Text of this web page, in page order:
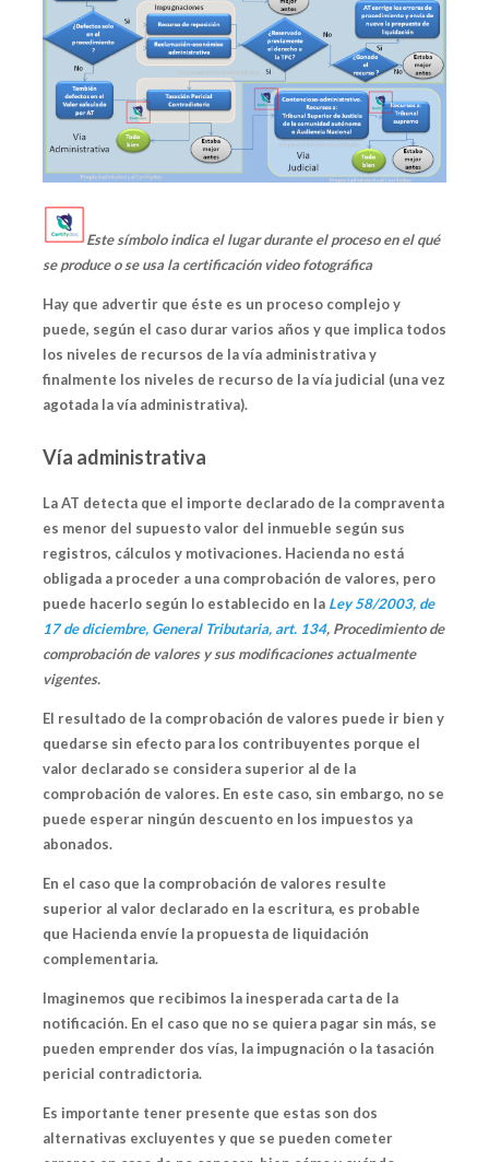
Este símbolo indica el lugar durante el proceso en el qué
se produce o se usa la certificación video fotográfica
Hay que advertir que éste es un proceso complejo y
puede, según el caso durar varios años y que implica todos
los niveles de recursos de la vía administrativa y
finalmente los niveles de recurso de la vía judicial (una vez
agotada la vía administrativa).
Vía administrativa
La AT detecta que el importe declarado de la compraventa
es menor del supuesto valor del inmueble según sus
registros, cálculos y motivaciones. Hacienda no está
obligada a proceder a una comprobación de valores, pero
puede hacerlo según lo establecido en la Ley 58/2003, de
17 de diciembre, General Tributaria, art. 134, Procedimiento de
comprobación de valores y sus modificaciones actualmente
vigentes.
El resultado de la comprobación de valores puede ir bien y
quedarse sin efecto para los contribuyentes porque el
valor declarado se considera superior al de la
comprobación de valores. En este caso, sin embargo, no se
puede esperar ningún descuento en los impuestos ya
abonados.
En el caso que la comprobación de valores resulte
superior al valor declarado en la escritura, es probable
que Hacienda envíe la propuesta de liquidación
complementaria.
Imaginemos que recibimos la inesperada carta de la
notificación. En el caso que no se quiera pagar sin más, se
pueden emprender dos vías, la impugnación o la tasación
pericial contradictoria.
Es importante tener presente que estas son dos
alternativas excluyentes y que se pueden cometer